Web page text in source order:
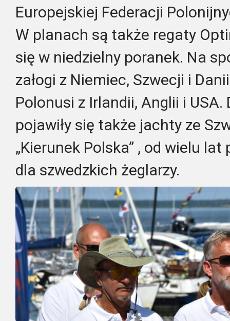
Europejskiej Federacji
W planach są także regaty
się w niedzielny poranek. Na
załogi z Niemiec, Szwecji i
Polonusi z Irlandii, Anglii i
pojawiły się także jachty ze
„Kierunek Polska” , od wielu
dla szwedzkich żeglarzy.